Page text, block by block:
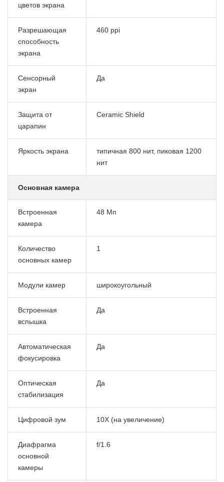
цветов экрана
Разрешающая
способность
экрана
460 ppi
Сенсорный
экран
Да
Защита от
царапин
Ceramic Shield
Яркость экрана
типичная 800 нит, пиковая 1200
нит
Основная камера
Встроенная
камера
48 Мп
Количество
основных камер
1
Модули камер широкоугольный
Встроенная
вспышка
Да
Автоматическая
фокусировка
Да
Оптическая
стабилизация
Да
Цифровой зум 10X (на увеличение)
Диафрагма
основной
камеры
f/1.6